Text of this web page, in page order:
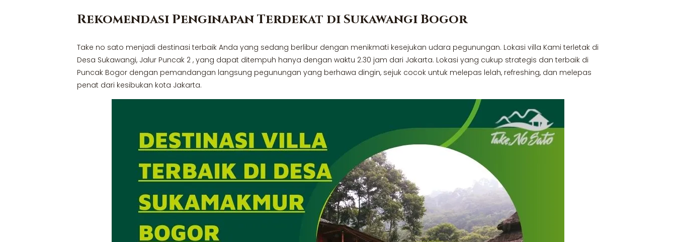
Rekomendasi Penginapan Terdekat di Sukawangi Bogor
Take no sato menjadi destinasi terbaik Anda yang sedang berlibur dengan menikmati kesejukan udara pegunungan. Lokasi villa Kami terletak di
Desa Sukawangi, Jalur Puncak 2 , yang dapat ditempuh hanya dengan waktu 2.30 jam dari Jakarta. Lokasi yang cukup strategis dan terbaik di
Puncak Bogor dengan pemandangan langsung pegunungan yang berhawa dingin, sejuk cocok untuk melepas lelah, refreshing, dan melepas
penat dari kesibukan kota Jakarta.